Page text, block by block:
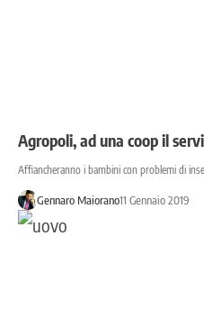
Agropoli, ad una coop il
Affiancheranno i bambini con problemi di
Gennaro Maiorano11 Gennaio 2019